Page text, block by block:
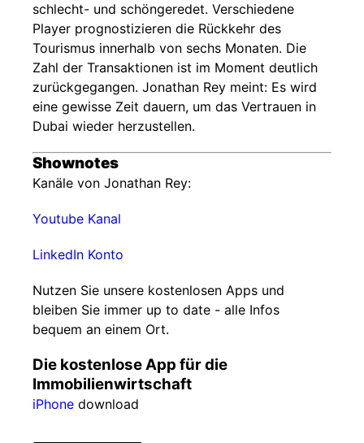
schlecht- und schöngeredet. Verschiedene
Player prognostizieren die Rückkehr des
Tourismus innerhalb von sechs Monaten. Die
Zahl der Transaktionen ist im Moment deutlich
zurückgegangen. Jonathan Rey meint: Es wird
eine gewisse Zeit dauern, um das Vertrauen in
Dubai wieder herzustellen.
Shownotes
Kanäle von Jonathan Rey:
Youtube Kanal
LinkedIn Konto
Nutzen Sie unsere kostenlosen Apps und
bleiben Sie immer up to date - alle Infos
bequem an einem Ort.
Die kostenlose App für die
Immobilienwirtschaft
iPhone download